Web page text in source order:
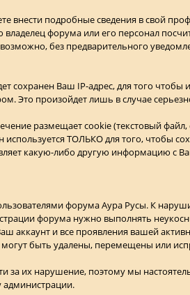
внести подробные сведения в свой
форума или его персонал
без предварительного
Ваш IP-адрес, для того чтобы
Это произойдет лишь в случае
размещает cookie (текстовый
ТОЛЬКО для того, чтобы
какую-либо другую информацию с
форума Аура Русы. К
форума нужно выполнять
аккаунт и все проявления вашей
быть удалены, перемещены или
за их нарушение, поэтому мы